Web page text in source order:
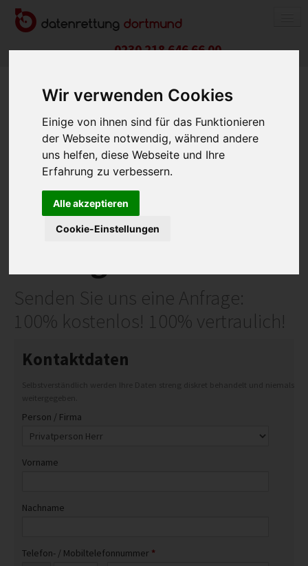
Wir verwenden Cookies
Einige von ihnen sind für das Funktionieren
der Webseite notwendig, während andere
uns helfen, diese Webseite und Ihre
Erfahrung zu verbessern.
Alle akzeptieren
Cookie-Einstellungen
0230 218 646 66 00
FESTPLATTEN / SSD
RAID-SYSTEM
NAS-SYSTEM
APPLE-PRODUKTE
USB-STICK / SPEICHERKARTE
HANDY / TABLET
RICHTIG VERPACKEN
REFERENZEN
IMPRESSUM
DATENSCHUTZ
HAFTUNGSAUSSCHLUSS
WIDERRUFSBELEHRUNG
Unverbindliche
Senden Sie uns eine Anfrage:
100% kostenlos! 100% vertraulich!
Kontaktdaten
Person / Firma
Vorname
Nachname
Telefon- / Mobiltelefonnummer *